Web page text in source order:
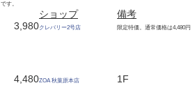
す。
ショップ
備考
3,980クレバリー2号店 限定特価。通常価格は4,480円
4,480ZOA 秋葉原本店 1F